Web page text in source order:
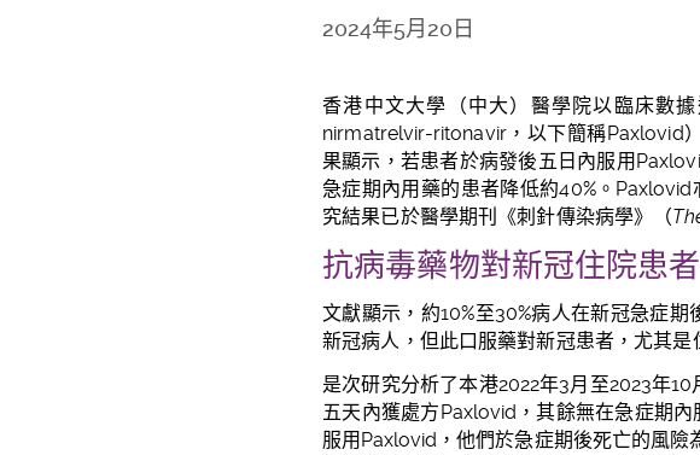
2024年5月20日
香港中文大學（中大）醫學院以臨床數
nirmatrelvir-ritonavir，以下簡稱Paxlovid
果顯示，若患者於病發後五日內服用
急症期內用藥的患者降低約40%。 Paxlovid
究結果已於醫學期刊《刺針傳染病學》（
抗病毒藥物對新冠住院患
文獻顯示，約10%至30%病人在新冠急症期
新冠病人，但此口服藥對新冠患者，尤其
是次研究分析了本港2022年3月至2023年
五天內獲處方Paxlovid，其餘無在急症期
服用Paxlovid，他們於急症期後死亡的風險